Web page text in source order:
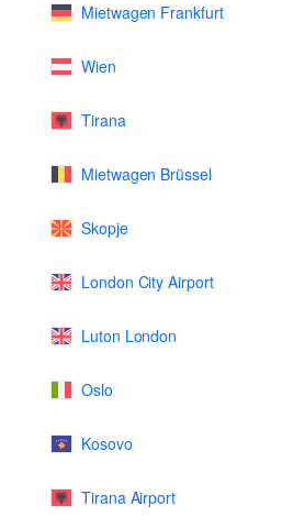
Mietwagen Frankfurt
Wien
Tirana
Mietwagen Brüssel
Skopje
London City Airport
Luton London
Oslo
Kosovo
Tirana Airport